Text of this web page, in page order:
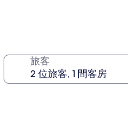
旅客